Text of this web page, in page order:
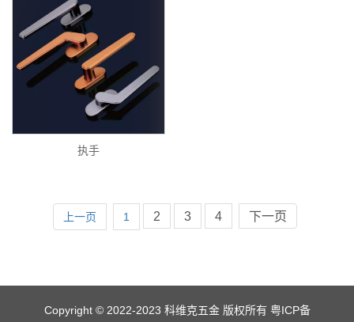
执手
上一页 1 2 3 4 下一页
Copyright © 2022-2023 科维克五金 版权所有 粤ICP备